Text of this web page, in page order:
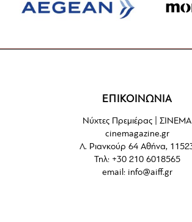
ΕΠΙΚΟΙΝΩΝΙΑ
Νύχτες Πρεμιέρας | ΣΙΝΕΜΑ
cinemagazine.gr
Λ. Ριανκούρ 64 Αθήνα,
Τηλ: +30 210 6018565
email: info@aiff.gr